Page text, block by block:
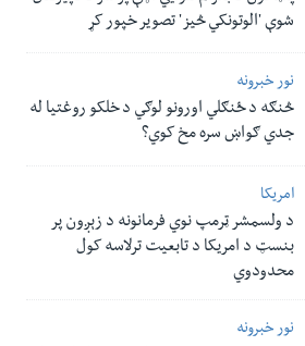
شوې 'الوتونکي څيز' تصویر خپور کړ
نور خبرونه
څنګه د ځنګلي اورونو لوګي د خلکو روغتیا له
جدي ګواښ سره مخ کوي؟
امریکا
د ولسمشر ټرمپ نوي فرمانونه د زېږون پر
بنسټ د امریکا د تابعیت ترلاسه کول
محدودوي
نور خبرونه